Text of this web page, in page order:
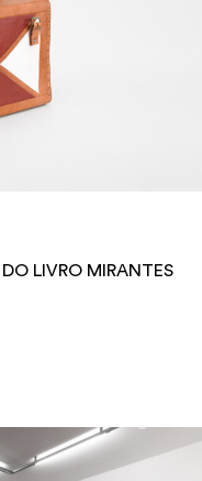
LIVRO MIRANTES